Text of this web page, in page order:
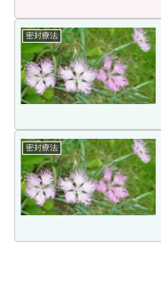
密封療法
密封療法